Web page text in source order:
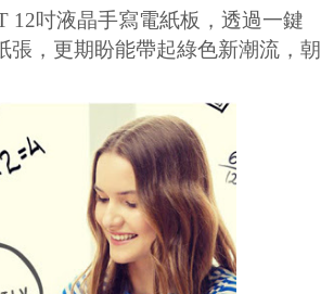
12吋液晶手寫電紙板，透過一鍵
，更期盼能帶起綠色新潮流，朝